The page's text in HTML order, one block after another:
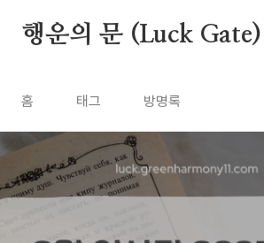
행운의 문 (Luck Gate)
홈 태그 방명록